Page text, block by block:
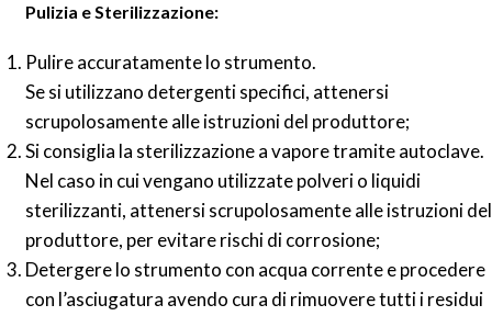
Pulizia e Sterilizzazione:
Pulire accuratamente lo strumento.
Se si utilizzano detergenti specifici, attenersi
scrupolosamente alle istruzioni del produttore;
Si consiglia la sterilizzazione a vapore tramite autoclave.
Nel caso in cui vengano utilizzate polveri o liquidi
sterilizzanti, attenersi scrupolosamente alle istruzioni del
produttore, per evitare rischi di corrosione;
Detergere lo strumento con acqua corrente e procedere
con l’asciugatura avendo cura di rimuovere tutti i residui